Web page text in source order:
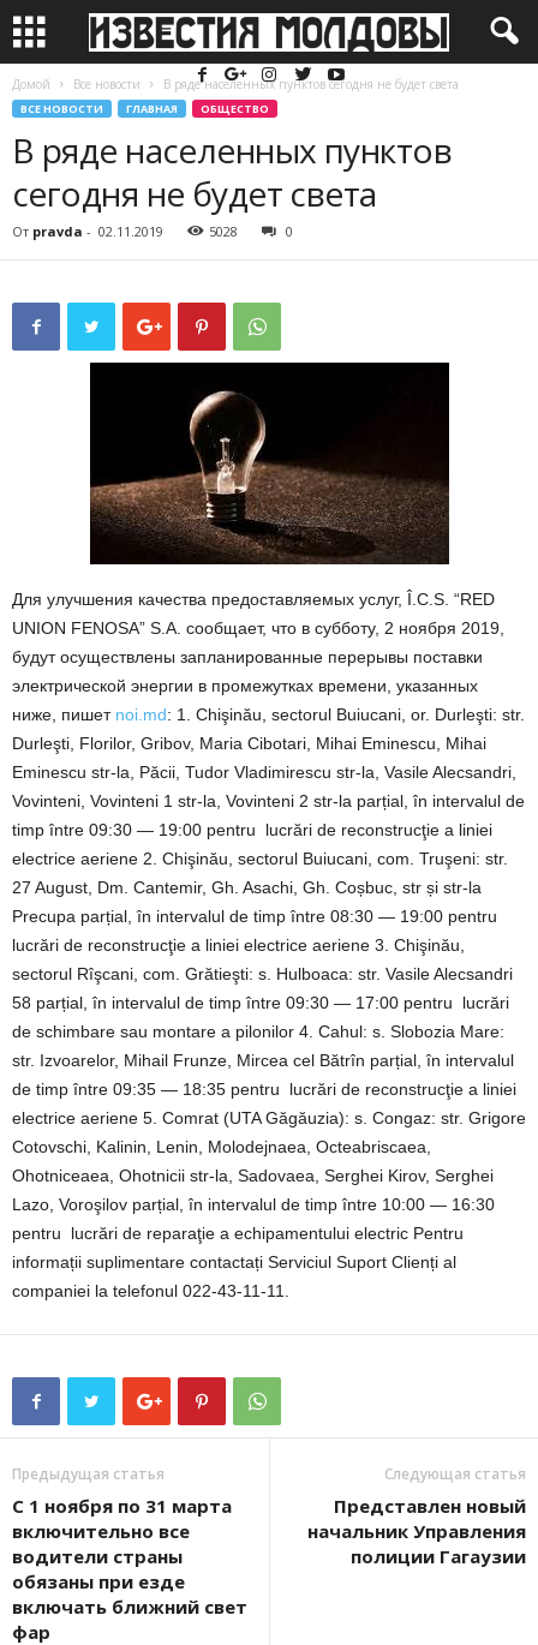
Домой Все новости В ряде населенных пунктов сегодня не будет света
ВСЕ НОВОСТИ ГЛАВНАЯ ОБЩЕСТВО
В ряде населенных пунктов
сегодня не будет света
От pravda - 02.11.2019 5028 0
Для улучшения качества предоставляемых услуг, Î.C.S. “RED
UNION FENOSA” S.A. сообщает, что в субботу, 2 ноября 2019,
будут осуществлены запланированные перерывы поставки
электрической энергии в промежутках времени, указанных
ниже, пишет noi.md: 1. Chişinău, sectorul Buiucani, or. Durleşti: str.
Durleşti, Florilor, Gribov, Maria Cibotari, Mihai Eminescu, Mihai
Eminescu str-la, Păcii, Tudor Vladimirescu str-la, Vasile Alecsandri,
Vovinteni, Vovinteni 1 str-la, Vovinteni 2 str-la parțial, în intervalul de
timp între 09:30 — 19:00 pentru lucrări de reconstrucţie a liniei
electrice aeriene 2. Chişinău, sectorul Buiucani, com. Truşeni: str.
27 August, Dm. Cantemir, Gh. Asachi, Gh. Coșbuc, str și str-la
Precupa parțial, în intervalul de timp între 08:30 — 19:00 pentru
lucrări de reconstrucţie a liniei electrice aeriene 3. Chişinău,
sectorul Rîşcani, com. Grătieşti: s. Hulboaca: str. Vasile Alecsandri
58 parțial, în intervalul de timp între 09:30 — 17:00 pentru lucrări
de schimbare sau montare a pilonilor 4. Cahul: s. Slobozia Mare:
str. Izvoarelor, Mihail Frunze, Mircea cel Bătrîn parțial, în intervalul
de timp între 09:35 — 18:35 pentru lucrări de reconstrucţie a liniei
electrice aeriene 5. Comrat (UTA Găgăuzia): s. Congaz: str. Grigore
Cotovschi, Kalinin, Lenin, Molodejnaea, Octeabriscaea,
Ohotniceaea, Ohotnicii str-la, Sadovaea, Serghei Kirov, Serghei
Lazo, Voroşilov parțial, în intervalul de timp între 10:00 — 16:30
pentru lucrări de reparaţie a echipamentului electric Pentru
informații suplimentare contactați Serviciul Suport Clienți al
companiei la telefonul 022-43-11-11.
Предыдущая статья
С 1 ноября по 31 марта
включительно все
водители страны
обязаны при езде
включать ближний свет
фар
Следующая статья
Представлен новый
начальник Управления
полиции Гагаузии